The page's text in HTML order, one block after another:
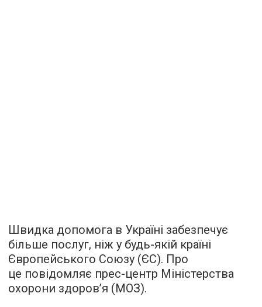
Швидка допомога в Україні забезпечує
більше послуг, ніж у будь-якій країні
Європейського Союзу (ЄС). Про
це повідомляє прес-центр Міністерства
охорони здоров’я (МОЗ).